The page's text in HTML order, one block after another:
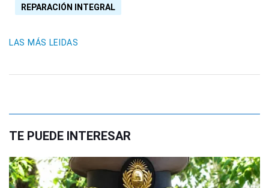
REPARACIÓN INTEGRAL
LAS MÁS LEIDAS
TE PUEDE INTERESAR